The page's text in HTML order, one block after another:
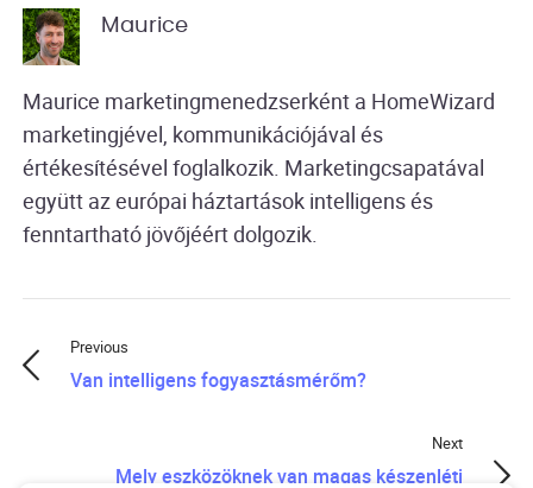
Maurice
Maurice marketingmenedzserként a HomeWizard
marketingjével, kommunikációjával és
értékesítésével foglalkozik. Marketingcsapatával
együtt az európai háztartások intelligens és
fenntartható jövőjéért dolgozik.
Previous
Van intelligens fogyasztásmérőm?
Next
Mely eszközöknek van magas készenléti